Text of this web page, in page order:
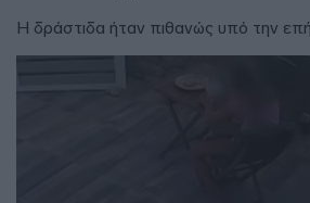
Η δράστιδα ήταν πιθανώς υπό την